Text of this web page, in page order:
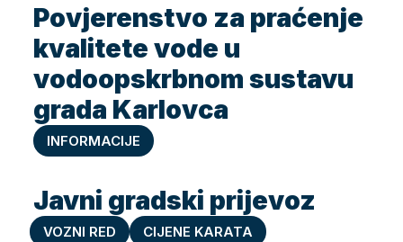
Povjerenstvo za praćenje
kvalitete vode u
vodoopskrbnom sustavu
grada Karlovca
INFORMACIJE
Javni gradski prijevoz
VOZNI RED CIJENE KARATA